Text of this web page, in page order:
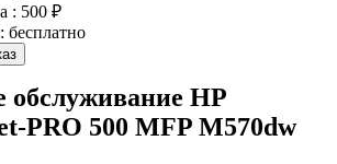
: 500 ₽
бесплатно
обслуживание HP
PRO 500 MFP M570dw